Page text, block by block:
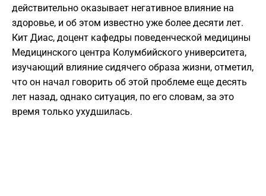
действительно оказывает негативное влияние на
здоровье, и об этом известно уже более десяти лет.
Кит Диас, доцент кафедры поведенческой медицины
Медицинского центра Колумбийского университета,
изучающий влияние сидячего образа жизни, отметил,
что он начал говорить об этой проблеме еще десять
лет назад, однако ситуация, по его словам, за это
время только ухудшилась.